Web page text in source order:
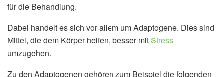
für die Behandlung.
Dabei handelt es sich vor allem um Adaptogene. Dies sind
Mittel, die dem Körper helfen, besser mit Stress
umzugehen.
Zu den Adaptogenen gehören zum Beispiel die folgenden